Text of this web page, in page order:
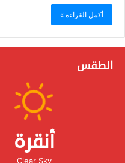
أكمل القراءة »
الطقس
أنقرة
Clear Sky